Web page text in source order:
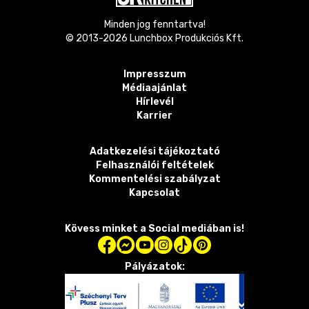
Minden jog fenntartva!
© 2013-2026 Lunchbox Produkciós Kft.
Impresszum
Médiaajánlat
Hírlevél
Karrier
Adatkezelési tájékoztató
Felhasználói feltételek
Kommentelési szabályzat
Kapcsolat
Kövess minket a Social mediában is!
Pályázatok: